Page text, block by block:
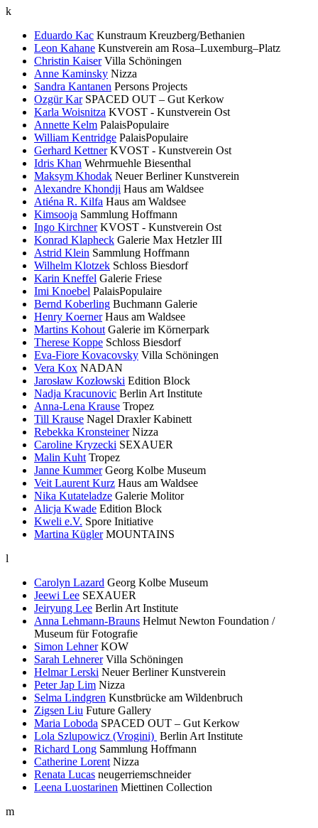
k
Eduardo Kac Kunstraum Kreuzberg/Bethanien
Leon Kahane Kunstverein am Rosa–Luxemburg–Platz
Christin Kaiser Villa Schöningen
Anne Kaminsky Nizza
Sandra Kantanen Persons Projects
Ozgür Kar SPACED OUT – Gut Kerkow
Karla Woisnitza KVOST - Kunstverein Ost
Annette Kelm PalaisPopulaire
William Kentridge PalaisPopulaire
Gerhard Kettner KVOST - Kunstverein Ost
Idris Khan Wehrmuehle Biesenthal
Maksym Khodak Neuer Berliner Kunstverein
Alexandre Khondji Haus am Waldsee
Atiéna R. Kilfa Haus am Waldsee
Kimsooja Sammlung Hoffmann
Ingo Kirchner KVOST - Kunstverein Ost
Konrad Klapheck Galerie Max Hetzler III
Astrid Klein Sammlung Hoffmann
Wilhelm Klotzek Schloss Biesdorf
Karin Kneffel Galerie Friese
Imi Knoebel PalaisPopulaire
Bernd Koberling Buchmann Galerie
Henry Koerner Haus am Waldsee
Martins Kohout Galerie im Körnerpark
Therese Koppe Schloss Biesdorf
Eva-Fiore Kovacovsky Villa Schöningen
Vera Kox NADAN
Jarosław Kozłowski Edition Block
Nadja Kracunovic Berlin Art Institute
Anna-Lena Krause Tropez
Till Krause Nagel Draxler Kabinett
Rebekka Kronsteiner Nizza
Caroline Kryzecki SEXAUER
Malin Kuht Tropez
Janne Kummer Georg Kolbe Museum
Veit Laurent Kurz Haus am Waldsee
Nika Kutateladze Galerie Molitor
Alicja Kwade Edition Block
Kweli e.V. Spore Initiative
Martina Kügler MOUNTAINS
l
Carolyn Lazard Georg Kolbe Museum
Jeewi Lee SEXAUER
Jeiryung Lee Berlin Art Institute
Anna Lehmann-Brauns Helmut Newton Foundation /
Museum für Fotografie
Simon Lehner KOW
Sarah Lehnerer Villa Schöningen
Helmar Lerski Neuer Berliner Kunstverein
Peter Jap Lim Nizza
Selma Lindgren Kunstbrücke am Wildenbruch
Zigsen Liu Future Gallery
Maria Loboda SPACED OUT – Gut Kerkow
Lola Szlupowicz (Vrogini) Berlin Art Institute
Richard Long Sammlung Hoffmann
Catherine Lorent Nizza
Renata Lucas neugerriemschneider
Leena Luostarinen Miettinen Collection
m